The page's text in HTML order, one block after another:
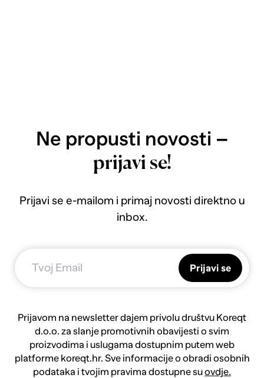
Ne propusti novosti –
prijavi se!
Prijavi se e-mailom i primaj novosti direktno u
inbox.
Prijavi se
Prijavom na newsletter dajem privolu društvu Koreqt
d.o.o. za slanje promotivnih obavijesti o svim
proizvodima i uslugama dostupnim putem web
platforme koreqt.hr. Sve informacije o obradi osobnih
podataka i tvojim pravima dostupne suovdje.